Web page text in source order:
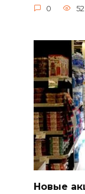
0 52
Новые